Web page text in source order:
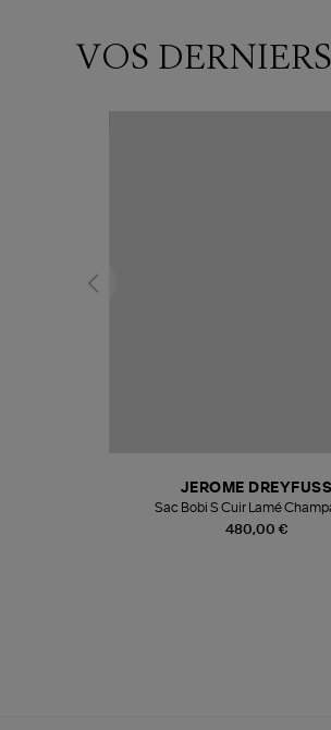
VOS
480,00 €
JEROME DREYFUSS
Sac Bobi S Cuir Lamé